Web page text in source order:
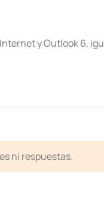
y Outlook 6,
ni respuestas.